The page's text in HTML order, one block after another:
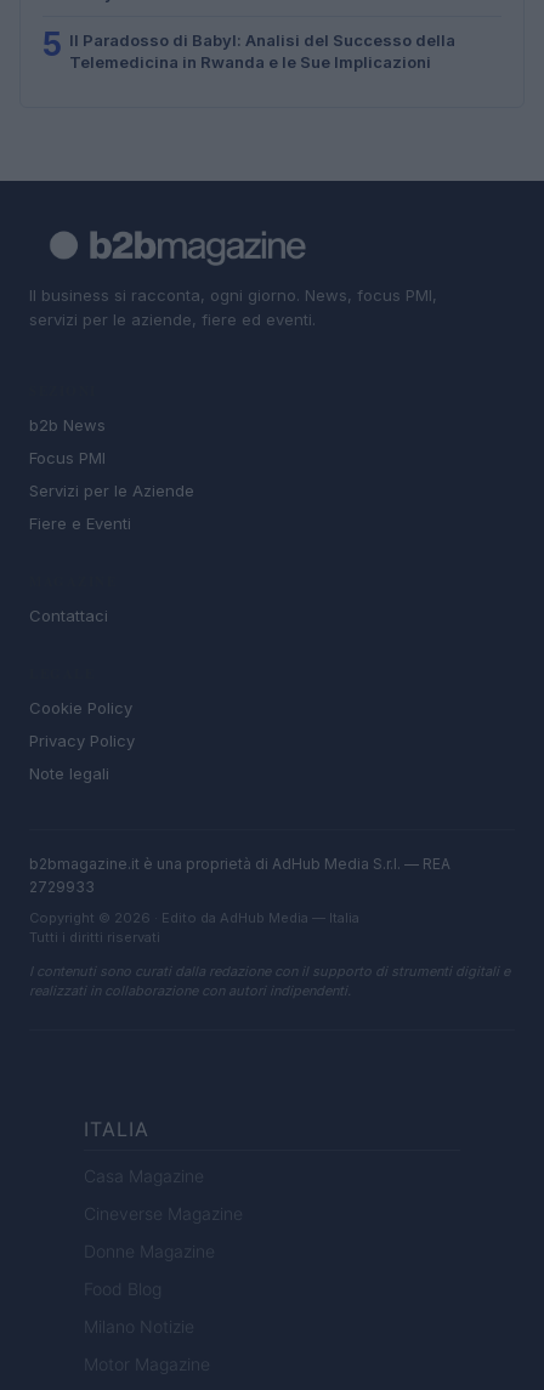
5 Il Paradosso di Babyl: Analisi del Successo della
Telemedicina in Rwanda e le Sue Implicazioni
Il business si racconta, ogni giorno. News, focus PMI,
servizi per le aziende, fiere ed eventi.
b2b News
Focus PMI
Servizi per le Aziende
Fiere e Eventi
Contattaci
Cookie Policy
Privacy Policy
Note legali
b2bmagazine.it è una proprietà di AdHub Media S.r.l. — REA
2729933
Copyright © 2026 · Edito da AdHub Media — Italia
Tutti i diritti riservati
I contenuti sono curati dalla redazione con il supporto di strumenti digitali e
realizzati in collaborazione con autori indipendenti.
ITALIA
Casa Magazine
Cineverse Magazine
Donne Magazine
Food Blog
Milano Notizie
Motor Magazine